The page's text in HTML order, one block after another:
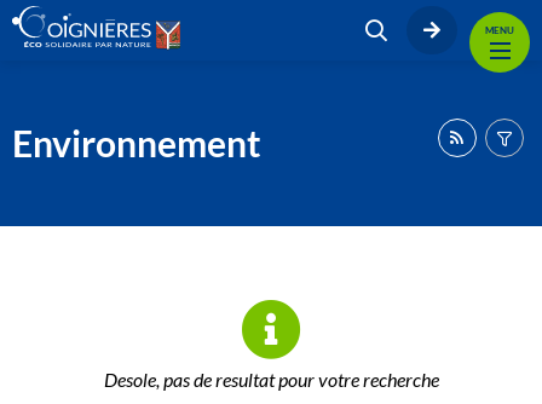
MENU
Environnement
Desole, pas de resultat pour votre recherche